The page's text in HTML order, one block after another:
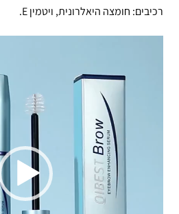
רכיבים: חומצה היאלרונית, ויטמין E.